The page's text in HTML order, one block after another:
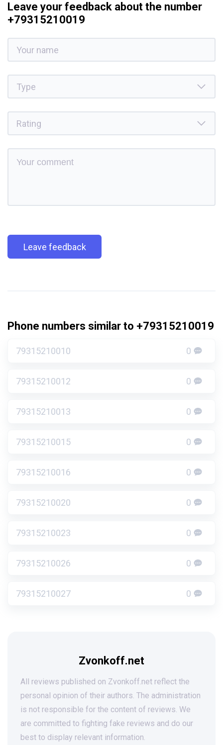
Leave your feedback about the number
+79315210019
Leave feedback
Phone numbers similar to +79315210019
79315210010 0
79315210012 0
79315210013 0
79315210015 0
79315210016 0
79315210020 0
79315210023 0
79315210026 0
79315210027 0
Zvonkoff.net
All reviews published on Zvonkoff.net reflect the
personal opinion of their authors. The administration
is not responsible for the content of reviews. We
are committed to fighting fake reviews and do our
best to display relevant information.